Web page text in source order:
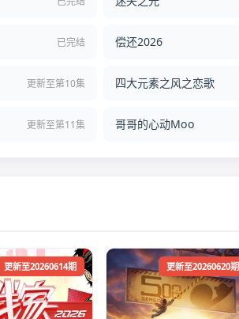
已完结 偿还2026
更新至第10集 四大元素之风之恋歌
更新至第11集 哥哥的心动Moo
更新至20260614期 更新至20260620期